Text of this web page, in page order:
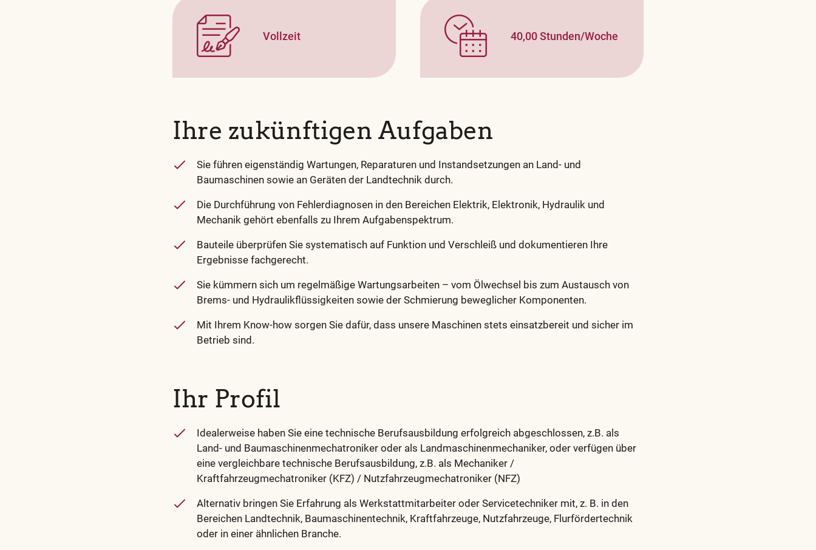
Vollzeit 40,00 Stunden/Woche
Ihre zukünftigen Aufgaben
Sie führen eigenständig Wartungen, Reparaturen und Instandsetzungen an Land- und
Baumaschinen sowie an Geräten der Landtechnik durch.
Die Durchführung von Fehlerdiagnosen in den Bereichen Elektrik, Elektronik, Hydraulik und
Mechanik gehört ebenfalls zu Ihrem Aufgabenspektrum.
Bauteile überprüfen Sie systematisch auf Funktion und Verschleiß und dokumentieren Ihre
Ergebnisse fachgerecht.
Sie kümmern sich um regelmäßige Wartungsarbeiten – vom Ölwechsel bis zum Austausch von
Brems- und Hydraulikflüssigkeiten sowie der Schmierung beweglicher Komponenten.
Mit Ihrem Know-how sorgen Sie dafür, dass unsere Maschinen stets einsatzbereit und sicher im
Betrieb sind.
Ihr Profil
Idealerweise haben Sie eine technische Berufsausbildung erfolgreich abgeschlossen, z.B. als
Land- und Baumaschinenmechatroniker oder als Landmaschinenmechaniker, oder verfügen über
eine vergleichbare technische Berufsausbildung, z.B. als Mechaniker /
Kraftfahrzeugmechatroniker (KFZ) / Nutzfahrzeugmechatroniker (NFZ)
Alternativ bringen Sie Erfahrung als Werkstattmitarbeiter oder Servicetechniker mit, z. B. in den
Bereichen Landtechnik, Baumaschinentechnik, Kraftfahrzeuge, Nutzfahrzeuge, Flurfördertechnik
oder in einer ähnlichen Branche.